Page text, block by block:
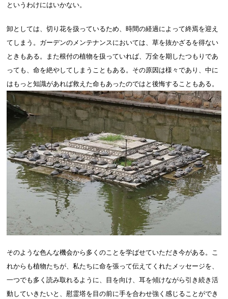
というわけにはいかない。
卸としては、切り花を扱っているため、時間の経過によって終焉を迎え
てしまう。ガーデンのメンテナンスにおいては、草を抜かざるを得ない
ときもある。また根付の植物を扱っていれば、万全を期したつもりであ
っても、命を絶やしてしまうこともある。その原因は様々であり、中に
はもっと知識があれば救えた命もあったのではと後悔することもある。
そのような色んな機会から多くのことを学ばせていただき今がある。こ
れからも植物たちが、私たちに命を張って伝えてくれたメッセージを、
一つでも多く読み取れるように、目を向け、耳を傾けながら引き続き活
動していきたいと、慰霊塔を目の前に手を合わせ強く感じることができ